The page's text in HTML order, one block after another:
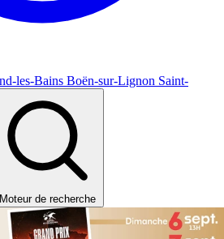
les-Bains Boën-sur-Lignon Saint-
Moteur de recherche